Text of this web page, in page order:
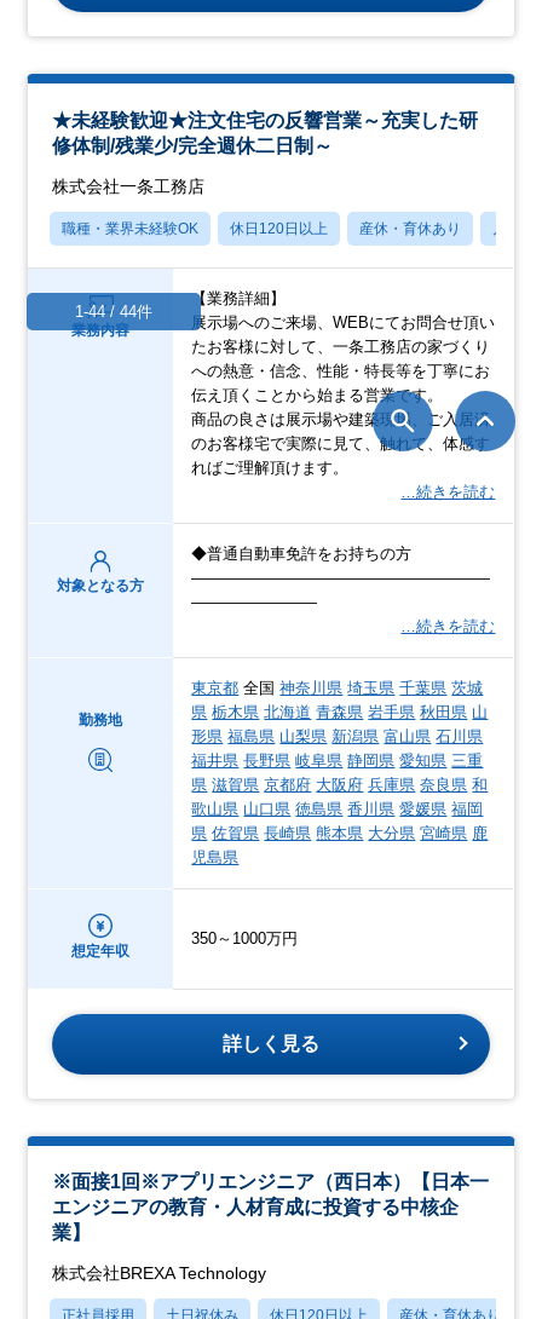
★未経験歓迎★注文住宅の反響営業～充実した研
修体制/残業少/完全週休二日制～
株式会社一条工務店
職種・業界未経験OK 休日120日以上 産休・育休あり 月残業
業務内容
【業務詳細】
展示場へのご来場、WEBにてお問合せ頂い
たお客様に対して、一条工務店の家づくり
への熱意・信念、性能・特長等を丁寧にお
伝え頂くことから始まる営業です。
商品の良さは展示場や建築現場、ご入居済
のお客様宅で実際に見て、触れて、体感す
ればご理解頂けます。
…続きを読む
対象となる方
◆普通自動車免許をお持ちの方
―――――――――――――――――――
――――――――
…続きを読む
勤務地
東京都 全国神奈川県 埼玉県 千葉県 茨城
県 栃木県 北海道 青森県 岩手県 秋田県 山
形県 福島県 山梨県 新潟県 富山県 石川県
福井県 長野県 岐阜県 静岡県 愛知県 三重
県 滋賀県 京都府 大阪府 兵庫県 奈良県 和
歌山県 山口県 徳島県 香川県 愛媛県 福岡
県 佐賀県 長崎県 熊本県 大分県 宮崎県 鹿
児島県
想定年収
350～1000万円
詳しく見る
※面接1回※アプリエンジニア（西日本）【日本一
エンジニアの教育・人材育成に投資する中核企
業】
株式会社BREXA Technology
正社員採用 土日祝休み 休日120日以上 産休・育休あり
1-44 / 44件